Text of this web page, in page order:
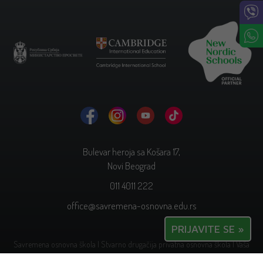
Bulevar heroja sa Košara 17,
Novi Beograd
011 4011 222
office@savremena-osnovna.edu.rs
Savremena osnovna škola | Stvarno drugačija privatna osnovna škola | Vaša
PRIJAVITE SE »